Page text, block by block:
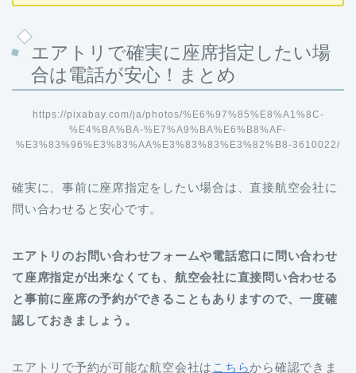
エアトリで確実に座席指定したい場
合は電話が安心！まとめ
https://pixabay.com/ja/photos/%E6%97%85%E8%A1%8C-
%E4%BA%BA-%E7%A9%BA%E6%B8%AF-
%E3%83%96%E3%83%AA%E3%83%83%E3%82%B8-3610022/
確実に、事前に座席指定をしたい場合は、直接航空会社に
問い合わせると安心です。
エアトリのお問い合わせフォームや電話窓口に問い合わせ
て座席指定が出来なくても、航空会社に直接問い合わせる
と事前に座席の予約ができることもありますので、一度確
認しておきましょう。
エアトリで予約が可能な航空会社は こちらから確認できま